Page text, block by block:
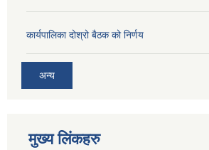
कार्यपालिका दोश्रो बैठक को निर्णय
अन्य
मुख्य लिंकहरु